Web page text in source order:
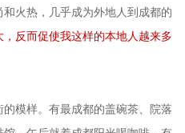
火热，几乎成为外地人到成都的
反而促使我这样的本地人越来多
模样。有最成都的盖碗茶、院落